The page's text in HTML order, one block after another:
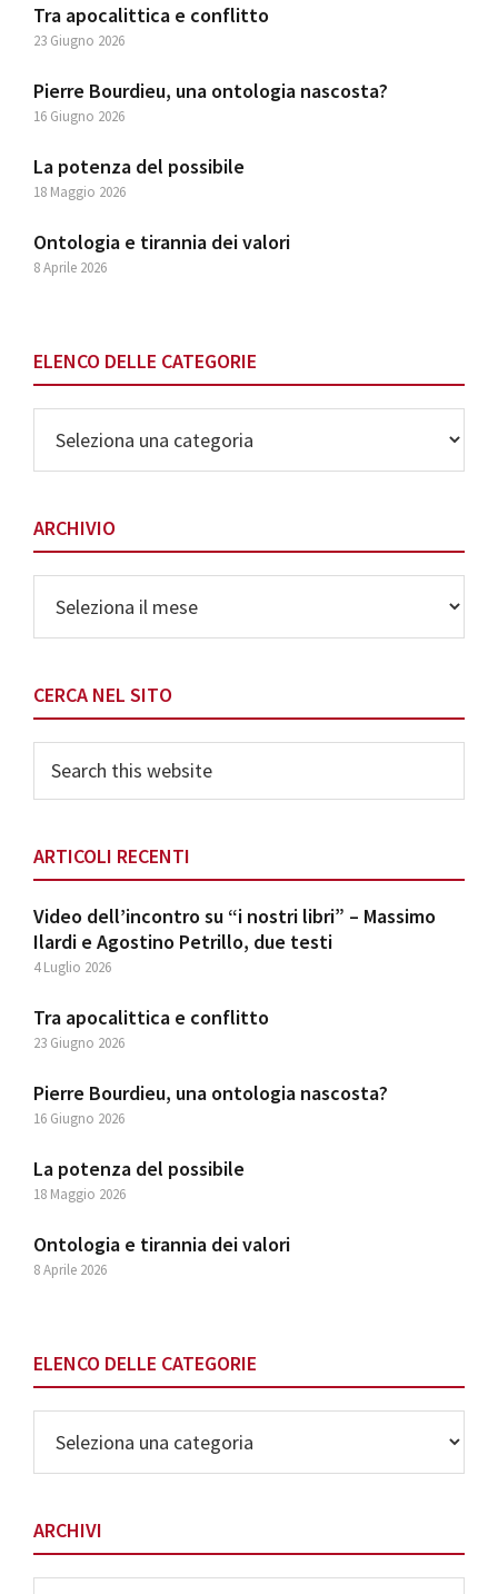
Tra apocalittica e conflitto
23 Giugno 2026
Pierre Bourdieu, una ontologia nascosta?
16 Giugno 2026
La potenza del possibile
18 Maggio 2026
Ontologia e tirannia dei valori
8 Aprile 2026
ELENCO DELLE CATEGORIE
delle
Categorie
ARCHIVIO
CERCA NEL SITO
this
website
ARTICOLI RECENTI
Video dell’incontro su “i nostri libri” – Massimo
Ilardi e Agostino Petrillo, due testi
4 Luglio 2026
Tra apocalittica e conflitto
23 Giugno 2026
Pierre Bourdieu, una ontologia nascosta?
16 Giugno 2026
La potenza del possibile
18 Maggio 2026
Ontologia e tirannia dei valori
8 Aprile 2026
ELENCO DELLE CATEGORIE
delle
Categorie
ARCHIVI